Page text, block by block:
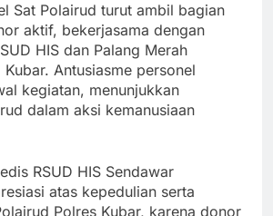
Sat Polairud turut ambil bagian
aktif, bekerjasama dengan
HIS dan Palang Merah
Kubar. Antusiasme personel
kegiatan, menunjukkan
dalam aksi kemanusiaan
RSUD HIS Sendawar
atas kepedulian serta
Polres Kubar, karena donor